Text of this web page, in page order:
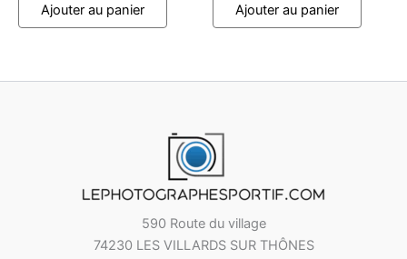
Ajouter au panier Ajouter au panier
590 Route du village
74230 LES VILLARDS SUR THÔNES